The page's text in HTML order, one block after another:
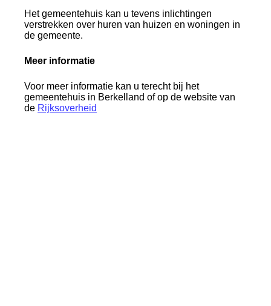
Het gemeentehuis kan u tevens inlichtingen
verstrekken over huren van huizen en woningen in
de gemeente.
Meer informatie
Voor meer informatie kan u terecht bij het
gemeentehuis in Berkelland of op de website van
de Rijksoverheid